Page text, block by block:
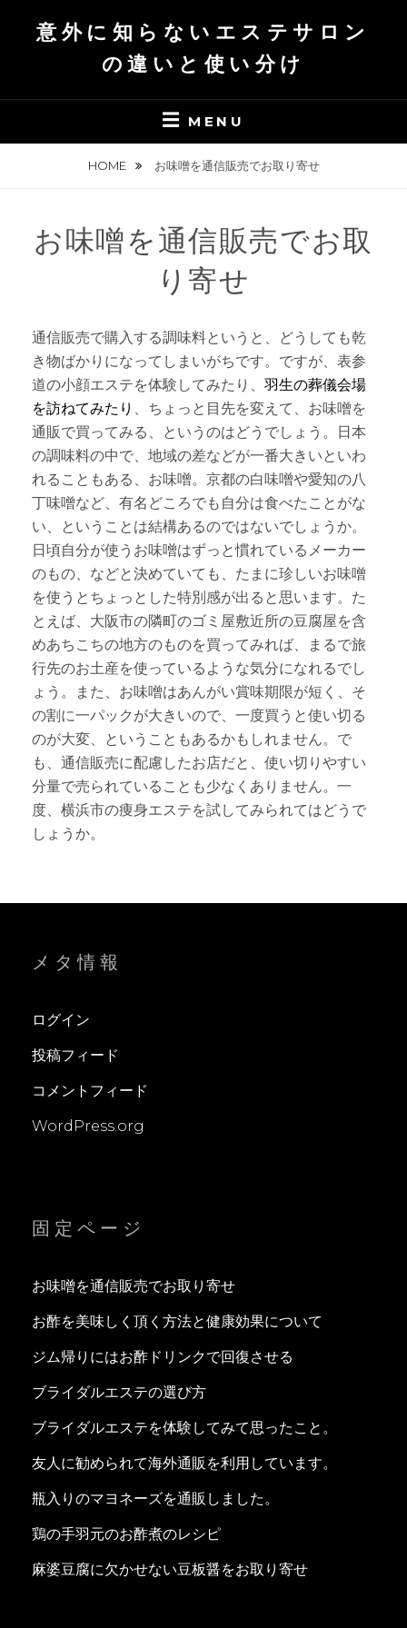
t
意外に知らないエステサロン
の違いと使い分け
MENU
HOME お味噌を通信販売でお取り寄せ
お味噌を通信販売でお取
り寄せ
通信販売で購入する調味料というと、どうしても乾
き物ばかりになってしまいがちです。ですが、表参
道の小顔エステを体験してみたり、 羽生の葬儀会場
を訪ねてみたり 、ちょっと目先を変えて、お味噌を
通販で買ってみる、というのはどうでしょう。日本
の調味料の中で、地域の差などが一番大きいといわ
れることもある、お味噌。京都の白味噌や愛知の八
丁味噌など、有名どころでも自分は食べたことがな
い、ということは結構あるのではないでしょうか。
日頃自分が使うお味噌はずっと慣れているメーカー
のもの、などと決めていても、たまに珍しいお味噌
を使うとちょっとした特別感が出ると思います。た
とえば、大阪市の隣町のゴミ屋敷近所の豆腐屋を含
めあちこちの地方のものを買ってみれば、まるで旅
行先のお土産を使っているような気分になれるでし
ょう。また、お味噌はあんがい賞味期限が短く、そ
の割に一パックが大きいので、一度買うと使い切る
のが大変、ということもあるかもしれません。で
も、通信販売に配慮したお店だと、使い切りやすい
分量で売られていることも少なくありません。一
度、横浜市の痩身エステを試してみられてはどうで
しょうか。
メタ情報
ログイン
投稿フィード
コメントフィード
WordPress.org
固定ページ
お味噌を通信販売でお取り寄せ
お酢を美味しく頂く方法と健康効果について
ジム帰りにはお酢ドリンクで回復させる
ブライダルエステの選び方
ブライダルエステを体験してみて思ったこと。
友人に勧められて海外通販を利用しています。
瓶入りのマヨネーズを通販しました。
鶏の手羽元のお酢煮のレシピ
麻婆豆腐に欠かせない豆板醤をお取り寄せ